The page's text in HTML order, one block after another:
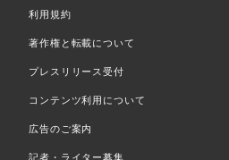
利用規約
著作権と転載について
プレスリリース受付
コンテンツ利用について
広告のご案内